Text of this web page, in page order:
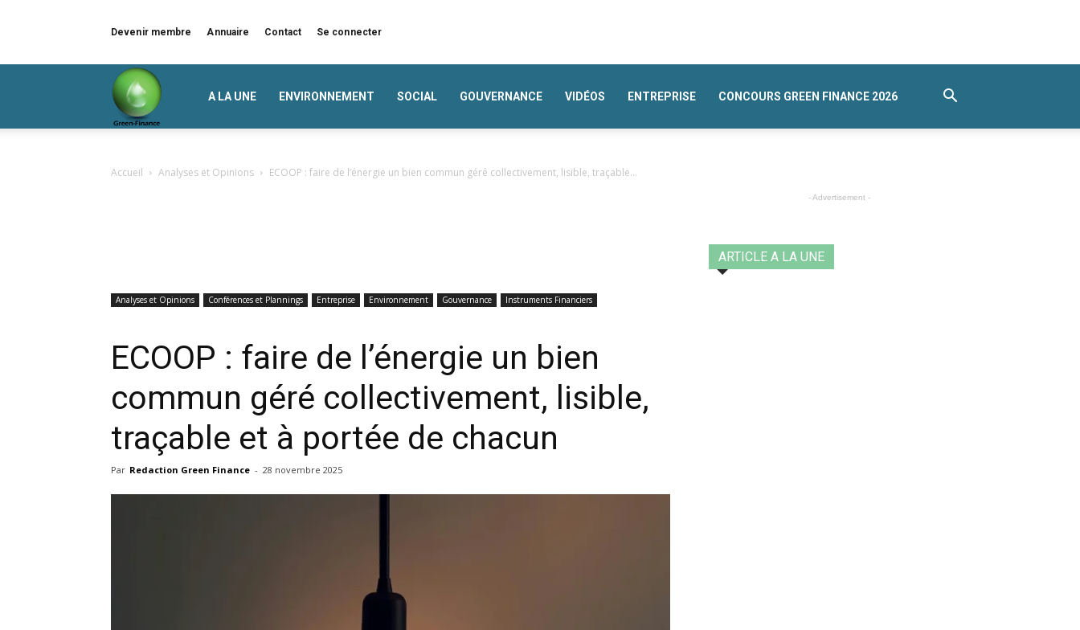
Devenir membre Annuaire Contact Se connecter
A LA UNE ENVIRONNEMENT SOCIAL GOUVERNANCE VIDÉOS ENTREPRISE CONCOURS GREEN FINANCE 2026
Accueil Analyses et Opinions ECOOP : faire de l’énergie un bien commun géré collectivement, lisible, traçable...
Analyses et Opinions Conférences et Plannings Entreprise Environnement Gouvernance Instruments Financiers
ECOOP : faire de l’énergie un bien
commun géré collectivement, lisible,
traçable et à portée de chacun
Par Redaction Green Finance - 28 novembre 2025
- Advertisement -
ARTICLE A LA UNE